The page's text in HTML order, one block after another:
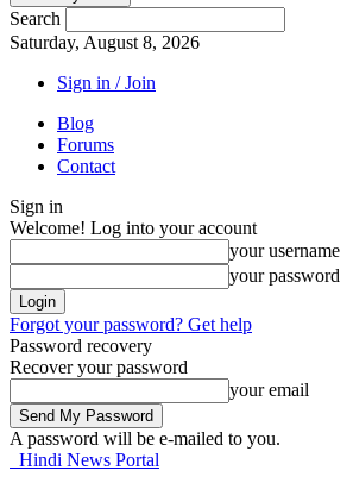
Search
Saturday, August 8, 2026
Sign in / Join
Blog
Forums
Contact
Sign in
Welcome! Log into your account
your username
your password
Forgot your password? Get help
Password recovery
Recover your password
your email
A password will be e-mailed to you.
Hindi News Portal